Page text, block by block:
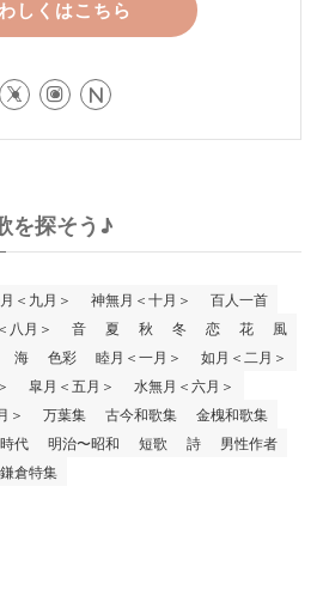
しくはこちら
を探そう♪
＜九月＞ 神無月＜十月＞
百人一首
八月＞ 音 夏 秋 冬 恋 花
風
海 色彩 睦月＜一月＞
如月＜二月＞
皐月＜五月＞
水無月＜六月＞
＞ 万葉集 古今和歌集
金槐和歌集
代 明治〜昭和 短歌 詩
男性作者
鎌倉特集